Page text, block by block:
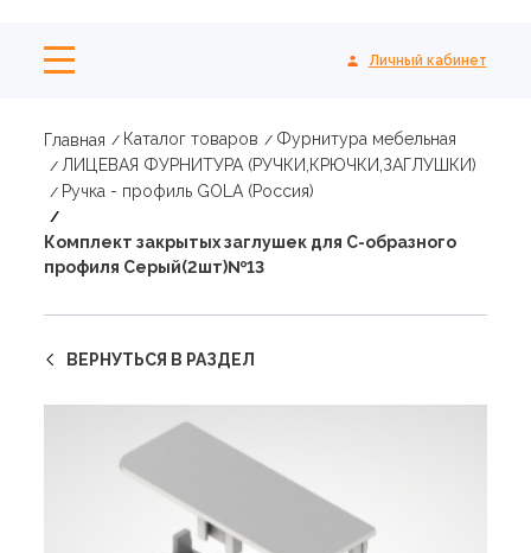
Личный кабинет
Главная Каталог товаров
Фурнитура мебельная
ЛИЦЕВАЯ ФУРНИТУРА (РУЧКИ,КРЮЧКИ,ЗАГЛУШКИ)
Ручка - профиль GOLA (Россия)
Комплект закрытых заглушек для С-образного
профиля Серый(2шт)№13
ВЕРНУТЬСЯ В РАЗДЕЛ